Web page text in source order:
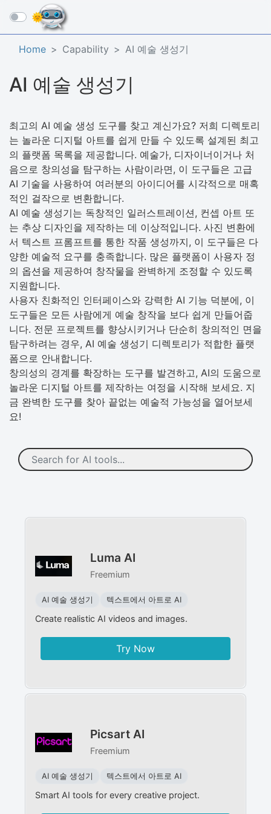
☰
Home Capability AI 예술 생성기
AI 예술 생성기
최고의 AI 예술 생성 도구를 찾고 계신가요? 저희 디렉토리
는 놀라운 디지털 아트를 쉽게 만들 수 있도록 설계된 최고
의 플랫폼 목록을 제공합니다. 예술가, 디자이너이거나 처
음으로 창의성을 탐구하는 사람이라면, 이 도구들은 고급
AI 기술을 사용하여 여러분의 아이디어를 시각적으로 매혹
적인 걸작으로 변환합니다.
AI 예술 생성기는 독창적인 일러스트레이션, 컨셉 아트 또
는 추상 디자인을 제작하는 데 이상적입니다. 사진 변환에
서 텍스트 프롬프트를 통한 작품 생성까지, 이 도구들은 다
양한 예술적 요구를 충족합니다. 많은 플랫폼이 사용자 정
의 옵션을 제공하여 창작물을 완벽하게 조정할 수 있도록
지원합니다.
사용자 친화적인 인터페이스와 강력한 AI 기능 덕분에, 이
도구들은 모든 사람에게 예술 창작을 보다 쉽게 만들어줍
니다. 전문 프로젝트를 향상시키거나 단순히 창의적인 면을
탐구하려는 경우, AI 예술 생성기 디렉토리가 적합한 플랫
폼으로 안내합니다.
창의성의 경계를 확장하는 도구를 발견하고, AI의 도움으로
놀라운 디지털 아트를 제작하는 여정을 시작해 보세요. 지
금 완벽한 도구를 찾아 끝없는 예술적 가능성을 열어보세
요!
Luma AI
Freemium
AI 예술 생성기 텍스트에서 아트로 AI
Create realistic AI videos and images.
Try Now
Picsart AI
Freemium
AI 예술 생성기 텍스트에서 아트로 AI
Smart AI tools for every creative project.